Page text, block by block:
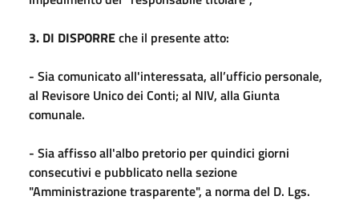
3. DI DISPORREche il presente atto:
- Sia comunicato all'interessata, all’ufficio personale,
al Revisore Unico dei Conti; al NIV, alla Giunta
comunale.
- Sia affisso all'albo pretorio per quindici giorni
consecutivi e pubblicato nella sezione
"Amministrazione trasparente", a norma del D. Lgs.